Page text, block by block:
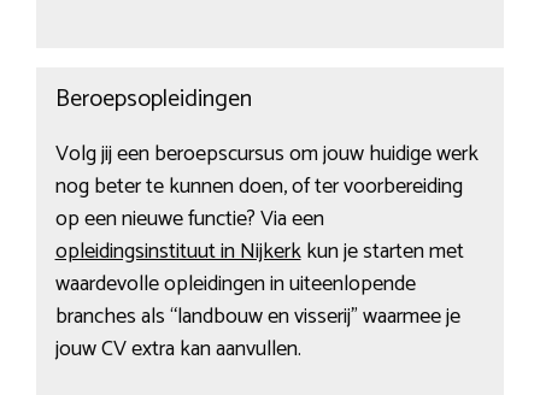
Beroepsopleidingen
Volg jij een beroepscursus om jouw huidige werk
nog beter te kunnen doen, of ter voorbereiding
op een nieuwe functie? Via een
opleidingsinstituut in Nijkerkkun je starten met
waardevolle opleidingen in uiteenlopende
branches als “landbouw en visserij” waarmee je
jouw CV extra kan aanvullen.